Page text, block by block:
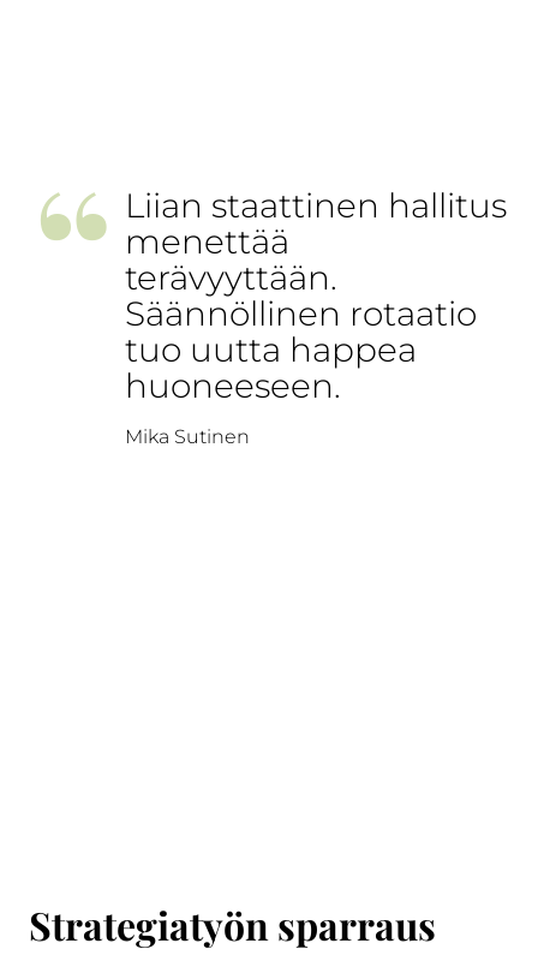
” Liian staattinen hallitus
menettää
terävyyttään.
Säännöllinen rotaatio
tuo uutta happea
huoneeseen.
Mika Sutinen
Strategiatyön sparraus